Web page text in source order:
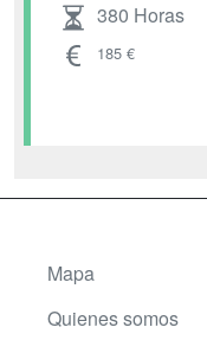
380 Horas
185 €
Mapa
Quienes somos